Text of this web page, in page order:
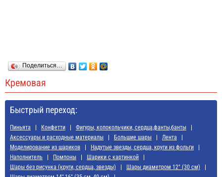
Поделиться…
Кремовая
Быстрый переход:
Пиньята Конфетти
Фигуры, колокольчики, сердца,фанты,банты
Аксессуары и расходные материалы
Большие шары
Лента
Моделирование из шариков
Надутые звезды, сердца, круги из фольги
Наполнитель
Помпоны
Шарики с картинкой
Шары без рисунка (круги, сердца, звезды)
Шары диаметром 12" (30 см)